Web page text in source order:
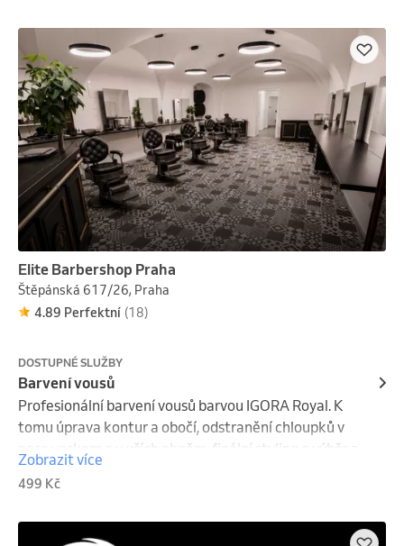
Elite Barbershop Praha
Štěpánská 617/26, Praha
4.89 Perfektní (18)
DOSTUPNÉ SLUŽBY
Barvení vousů
Profesionální barvení vousů barvou IGORA Royal. K
tomu úprava kontur a obočí, odstranění chloupků v
nose voskem a v uších ohněm, finální styling a výběr z
parfémů. Káva/limo/voda/alkohol zdarma. PŘI
NESPOKOJENOSTI VRÁCENÍ PENĚZ ZPĚT.
Zobrazit více
499 Kč